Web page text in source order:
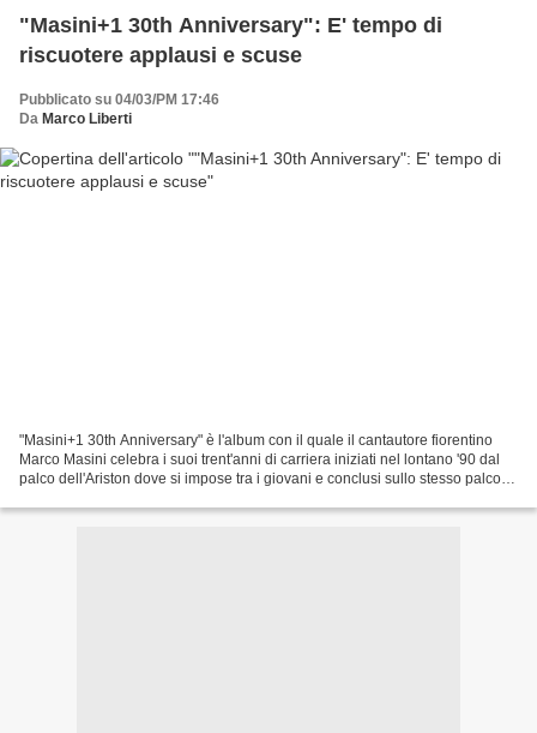
"Masini+1 30th Anniversary": E' tempo di
riscuotere applausi e scuse
Pubblicato su 04/03/PM 17:46
Da Marco Liberti
"Masini+1 30th Anniversary" è l'album con il quale il cantautore fiorentino
Marco Masini celebra i suoi trent'anni di carriera iniziati nel lontano '90 dal
palco dell'Ariston dove si impose tra i giovani e conclusi sullo stesso palco il